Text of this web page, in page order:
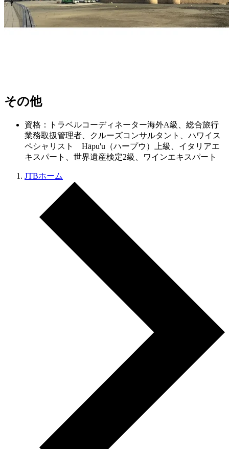
その他
資格：トラベルコーディネーター海外A級、総合旅行
業務取扱管理者、クルーズコンサルタント、ハワイス
ペシャリスト Hāpu'u（ハープウ）上級、イタリアエ
キスパート、世界遺産検定2級、ワインエキスパート
JTBホーム